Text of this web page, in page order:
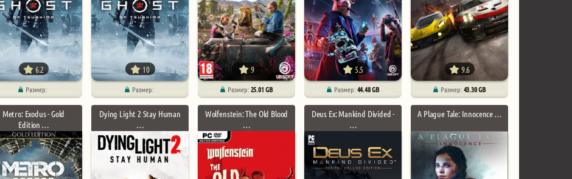
6.2
Размер:
10
Размер:
9
Размер:25.01 GB
5.5
Размер:44.48 GB
9.6
Размер:43.30 GB
Metro: Exodus - Gold
Edition …
Dying Light 2 Stay Human
…
Wolfenstein: The Old Blood
…
Deus Ex: Mankind Divided -
…
A Plague Tale: Innocence …